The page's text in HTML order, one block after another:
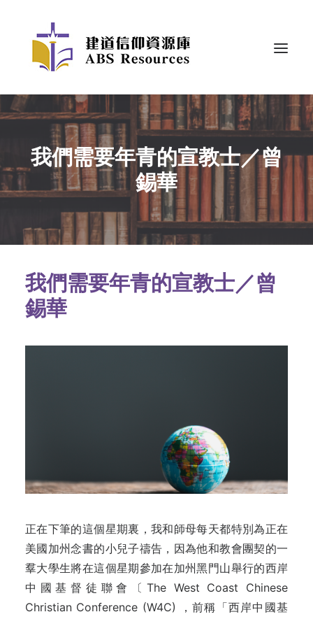
我們需要年青的宣教士／曾
錫華
我們需要年青的宣教士／曾
錫華
正在下筆的這個星期裏，我和師母每天都特別為正在
美國加州念書的小兒子禱告，因為他和教會團契的一
羣大學生將在這個星期參加在加州黑門山舉行的西岸
中國基督徒聯會〔The West Coast Chinese
Christian Conference (W4C) ，前稱「西岸中國基